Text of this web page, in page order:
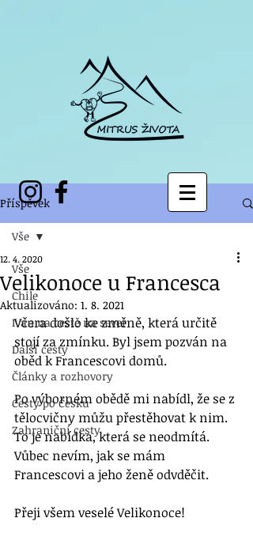
Příspěvek
Vše
Chile
Ivan na cestě na sever
Další cesty
Články a rozhovory
Cesty po Česku
Zahraniční cesty
Vše
Velikonoce u Francesca
12. 4. 2020
Aktualizováno: 1. 8. 2021
Včera došlo ke změně, která určitě
stojí za zmínku. Byl jsem pozván na
oběd k Francescovi domů.
Po výborném obědě mi nabídl, že se z
tělocvičny můžu přestěhovat k nim.
To je nabídka, která se neodmítá.
Vůbec nevím, jak se mám
Francescovi a jeho ženě odvděčit.
Přeji všem veselé Velikonoce!